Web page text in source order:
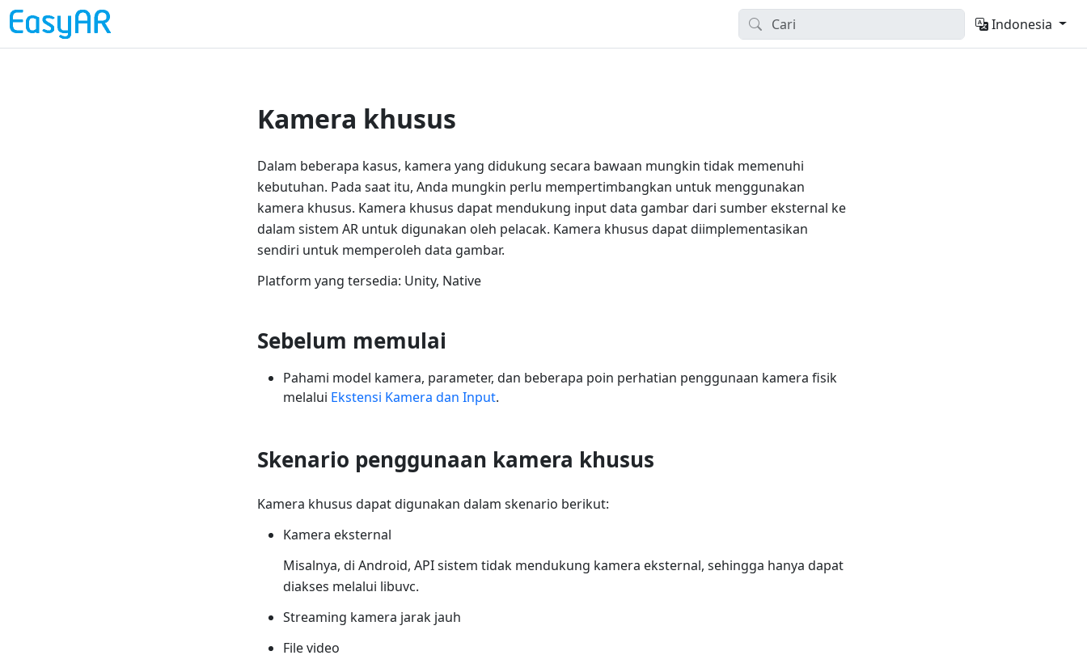
Indonesia
Kamera khusus
Dalam beberapa kasus, kamera yang didukung secara bawaan mungkin tidak memenuhi
kebutuhan. Pada saat itu, Anda mungkin perlu mempertimbangkan untuk menggunakan
kamera khusus. Kamera khusus dapat mendukung input data gambar dari sumber eksternal ke
dalam sistem AR untuk digunakan oleh pelacak. Kamera khusus dapat diimplementasikan
sendiri untuk memperoleh data gambar.
Platform yang tersedia: Unity, Native
Sebelum memulai
Pahami model kamera, parameter, dan beberapa poin perhatian penggunaan kamera fisik
melalui Ekstensi Kamera dan Input.
Skenario penggunaan kamera khusus
Kamera khusus dapat digunakan dalam skenario berikut:
Kamera eksternal
Misalnya, di Android, API sistem tidak mendukung kamera eksternal, sehingga hanya dapat
diakses melalui libuvc.
Streaming kamera jarak jauh
File video